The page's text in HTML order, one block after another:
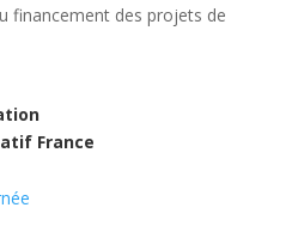
financement des projets de
France